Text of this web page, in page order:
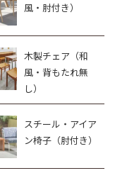
風・肘付き）
木製チェア（和
風・背もたれ無
し）
スチール・アイア
ン椅子（肘付き）